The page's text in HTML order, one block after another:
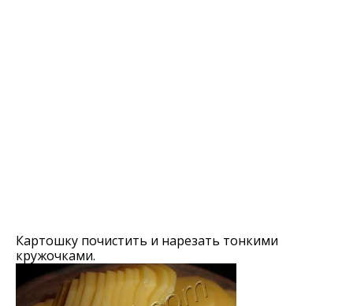
Картошку почистить и нарезать тонкими
кружочками.